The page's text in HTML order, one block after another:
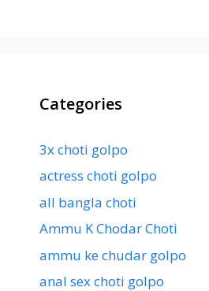
Categories
3x choti golpo
actress choti golpo
all bangla choti
Ammu K Chodar Choti
ammu ke chudar golpo
anal sex choti golpo